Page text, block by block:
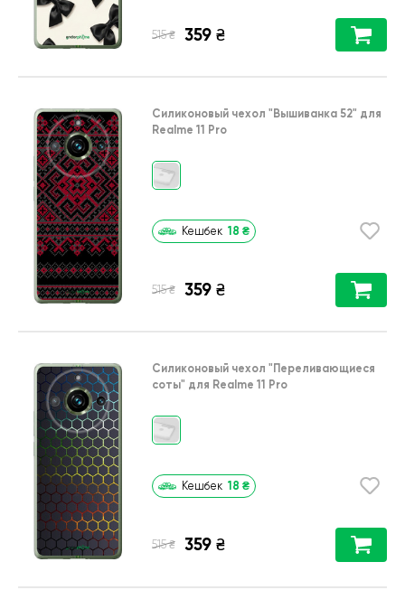
515 ₴ 359 ₴
Силиконовый чехол "Вышиванка 52" для
Realme 11 Pro
Кешбек 18 ₴
515 ₴ 359 ₴
Силиконовый чехол "Переливающиеся
соты" для Realme 11 Pro
Кешбек 18 ₴
515 ₴ 359 ₴